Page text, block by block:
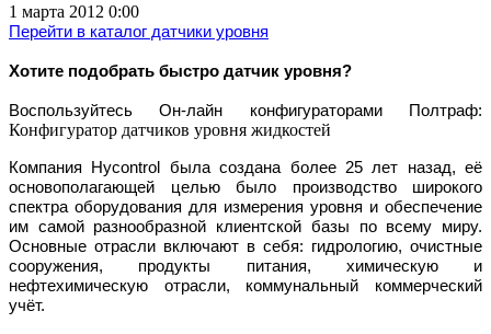
1 марта 2012 0:00
Перейти в каталог датчики уровня
Хотите подобрать быстро датчик уровня?
Воспользуйтесь Он-лайн конфигураторами Полтраф:
Конфигуратор датчиков уровня жидкостей
Компания Hycontrol была создана более 25 лет назад, её
основополагающей целью было производство широкого
спектра оборудования для измерения уровня и обеспечение
им самой разнообразной клиентской базы по всему миру.
Основные отрасли включают в себя: гидрологию, очистные
сооружения, продукты питания, химическую и
нефтехимическую отрасли, коммунальный коммерческий
учёт.